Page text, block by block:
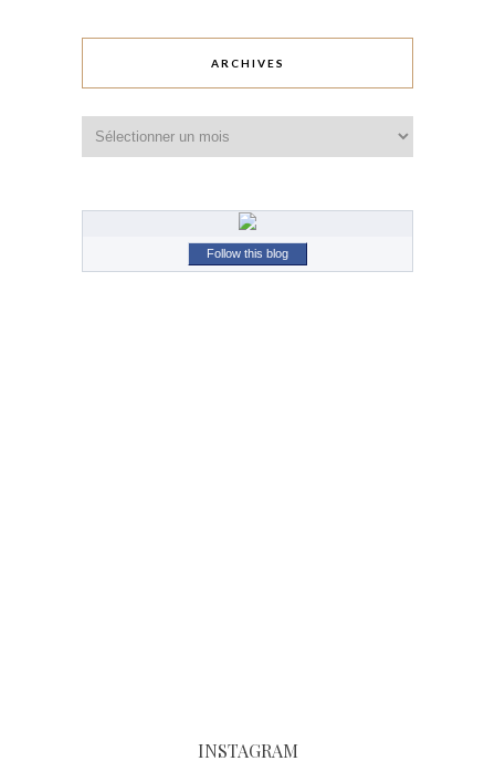
ARCHIVES
Follow this blog
INSTAGRAM